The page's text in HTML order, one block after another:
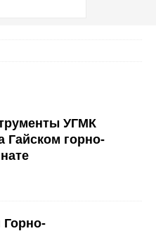
УГМК
Гайском горно-
Горно-